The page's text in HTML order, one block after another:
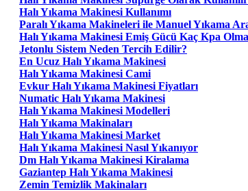
Halı Yıkama Makinesi Kullanımı
Paralı Yıkama Makineleri ile Manuel Yıkama
Halı Yıkama Makinesi Emiş Gücü Kaç Kpa
Jetonlu Sistem Neden Tercih Edilir?
En Ucuz Halı Yıkama Makinesi
Halı Yıkama Makinesi Cami
Evkur Halı Yıkama Makinesi Fiyatları
Numatic Halı Yıkama Makinesi
Halı Yıkama Makinesi Modelleri
Halı Yıkama Makinaları
Halı Yıkama Makinesi Market
Halı Yıkama Makinesi Nasıl Yıkanıyor
Dm Halı Yıkama Makinesi Kiralama
Gaziantep Halı Yıkama Makinesi
Zemin Temizlik Makinaları